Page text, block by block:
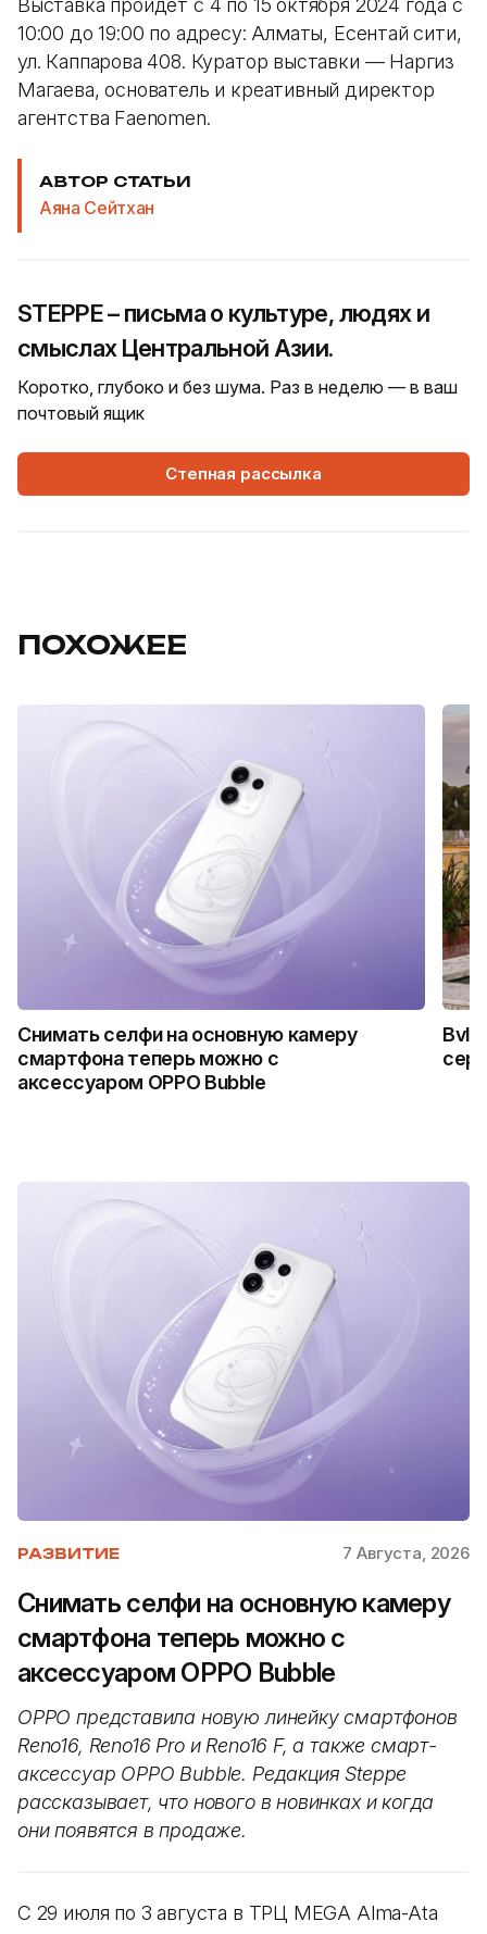
10:00 до 19:00 по адресу: Алматы, Есентай сити,
ул. Каппарова 408. Куратор выставки — Наргиз
Магаева, основатель и креативный директор
агентства Faenomen.
АВТОР СТАТЬИ
Аяна Сейтхан
STEPPE – письма о культуре, людях и
смыслах Центральной Азии.
Коротко, глубоко и без шума. Раз в неделю — в ваш
почтовый ящик
Степная рассылка
ПОХОЖЕЕ
Снимать селфи на основную камеру
смартфона теперь можно с
аксессуаром OPPO Bubble
РАЗВИТИЕ 7 Августа, 2026
Снимать селфи на основную камеру
смартфона теперь можно с
аксессуаром OPPO Bubble
OPPO представила новую линейку смартфонов
Reno16, Reno16 Pro и Reno16 F, а также смарт-
аксессуар OPPO Bubble. Редакция Steppe
рассказывает, что нового в новинках и когда
они появятся в продаже.
С 29 июля по 3 августа в ТРЦ MEGA Alma-Ata